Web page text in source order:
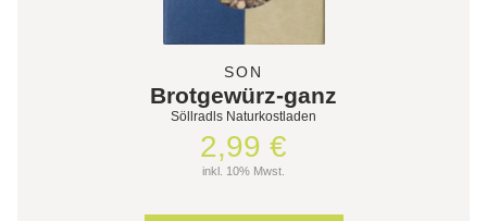
SON
Brotgewürz-ganz
Söllradls Naturkostladen
2,99 €
inkl. 10% Mwst.